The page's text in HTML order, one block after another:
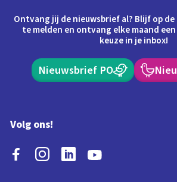
Ontvang jij de nieuwsbrief al? Blijf op
te melden en ontvang elke maand
keuze in je inbox!
Nieuwsbrief PO
Volg ons!